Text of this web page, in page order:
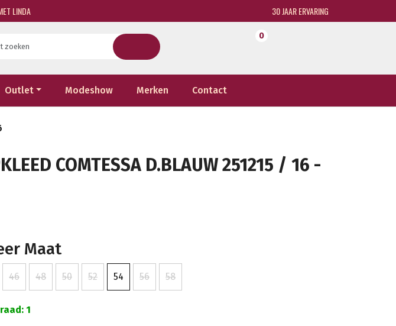
LINDA 30 JAAR ERVARING
0
Outlet Modeshow Merken Contact
COMTESSA D.BLAUW 251215 / 16 -
Maat
46 48 50 52 54 56 58
1